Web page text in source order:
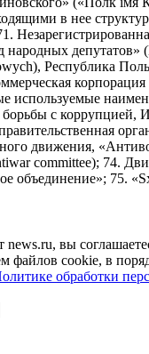
в нее
народных депутатов»
Республика
используемые
с коррупцией,
движения,
committee); 74.
объединение»; 75.
news.ru, вы
файлов cookie, в
обработки